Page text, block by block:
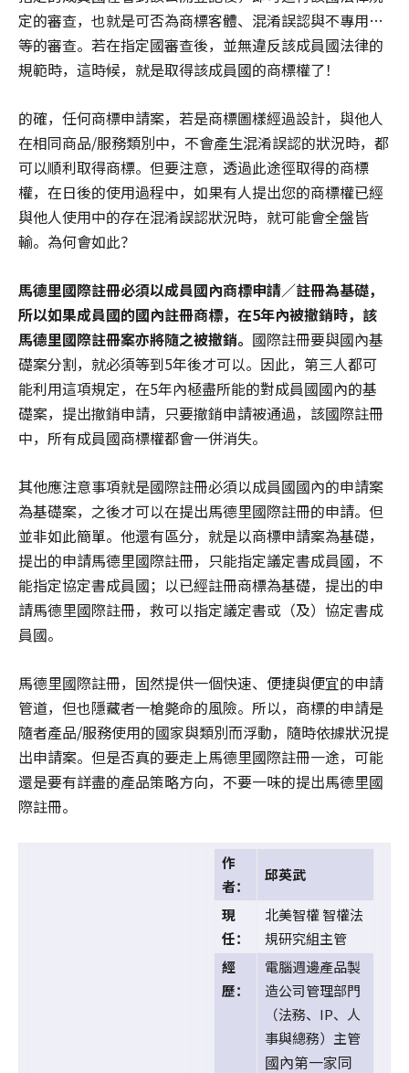
定的審查，也就是可否為商標客體、混淆誤認與不專用…
等的審查。若在指定國審查後，並無違反該成員國法律的
規範時，這時候，就是取得該成員國的商標權了！
的確，任何商標申請案，若是商標圖樣經過設計，與他人
在相同商品/服務類別中，不會產生混淆誤認的狀況時，都
可以順利取得商標。但要注意，透過此途徑取得的商標
權，在日後的使用過程中，如果有人提出您的商標權已經
與他人使用中的存在混淆誤認狀況時，就可能會全盤皆
輸。為何會如此？
馬德里國際註冊必須以成員國內商標申請／註冊為基礎，
所以如果成員國的國內註冊商標，在5年內被撤銷時，該
馬德里國際註冊案亦將隨之被撤銷。 國際註冊要與國內基
礎案分割，就必須等到5年後才可以。因此，第三人都可
能利用這項規定，在5年內極盡所能的對成員國國內的基
礎案，提出撤銷申請，只要撤銷申請被通過，該國際註冊
中，所有成員國商標權都會一併消失。
其他應注意事項就是國際註冊必須以成員國國內的申請案
為基礎案，之後才可以在提出馬德里國際註冊的申請。但
並非如此簡單。他還有區分，就是以商標申請案為基礎，
提出的申請馬德里國際註冊，只能指定議定書成員國，不
能指定協定書成員國；以已經註冊商標為基礎，提出的申
請馬德里國際註冊，救可以指定議定書或（及）協定書成
員國。
馬德里國際註冊，固然提供一個快速、便捷與便宜的申請
管道，但也隱藏者一槍斃命的風險。所以，商標的申請是
隨者產品/服務使用的國家與類別而浮動，隨時依據狀況提
出申請案。但是否真的要走上馬德里國際註冊一途，可能
還是要有詳盡的產品策略方向，不要一味的提出馬德里國
際註冊。
作
者：
邱英武
現
任：
北美智權 智權法
規研究組主管
經
歷：
電腦週邊產品製
造公司管理部門
（法務、IP、人
事與總務）主管
國內第一家同